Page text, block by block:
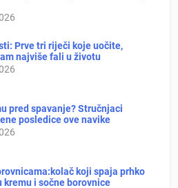
Prve tri riječi koje uočite,
najviše fali u životu
pred spavanje? Stručnjaci
posledice ove navike
koji spaja prhko
i sočne borovnice